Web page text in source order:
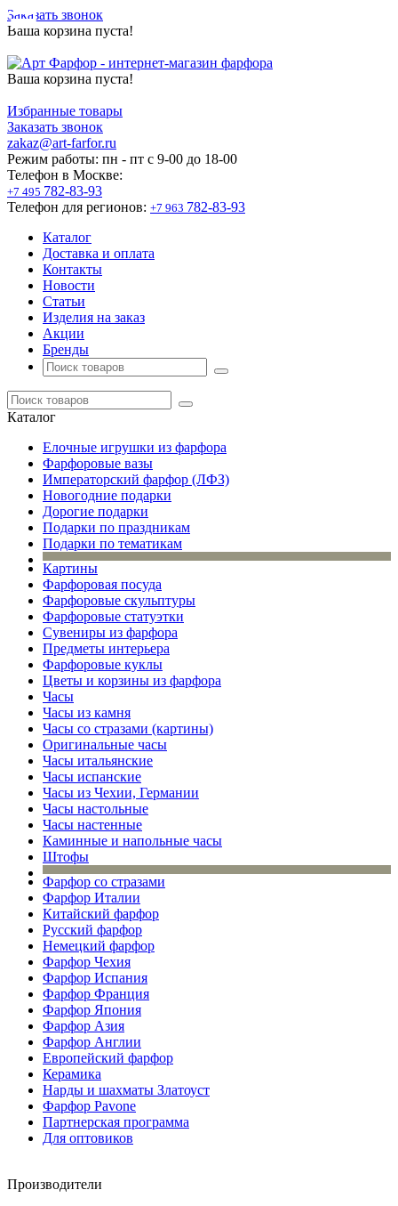
Заказать звонок
Ваша корзина пуста!
Ваша корзина пуста!
Избранные товары
Заказать звонок
zakaz@art-farfor.ru
Режим работы: пн - пт c 9-00 до 18-00
Телефон в Москве:
+7 495 782-83-93
Телефон для регионов: +7 963 782-83-93
Каталог
Доставка и оплата
Контакты
Новости
Статьи
Изделия на заказ
Акции
Бренды
Каталог
Елочные игрушки из фарфора
Фарфоровые вазы
Императорский фарфор (ЛФЗ)
Новогодние подарки
Дорогие подарки
Подарки по праздникам
Подарки по тематикам
Картины
Фарфоровая посуда
Фарфоровые скульптуры
Фарфоровые статуэтки
Сувениры из фарфора
Предметы интерьера
Фарфоровые куклы
Цветы и корзины из фарфора
Часы
Часы из камня
Часы со стразами (картины)
Оригинальные часы
Часы итальянские
Часы испанские
Часы из Чехии, Германии
Часы настольные
Часы настенные
Каминные и напольные часы
Штофы
Фарфор со стразами
Фарфор Италии
Китайский фарфор
Русский фарфор
Немецкий фарфор
Фарфор Чехия
Фарфор Испания
Фарфор Франция
Фарфор Япония
Фарфор Азия
Фарфор Англии
Европейский фарфор
Керамика
Нарды и шахматы Златоуст
Фарфор Pavone
Партнерская программа
Для оптовиков
Производители